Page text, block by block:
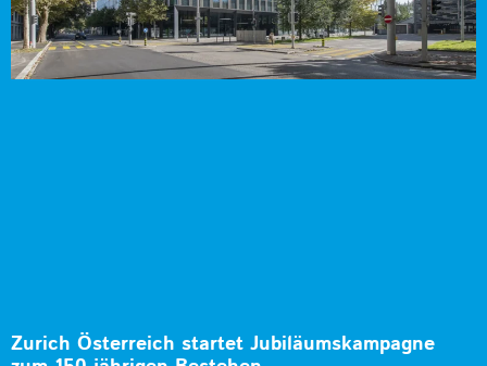
Zurich Österreich startet Jubiläumskampagne